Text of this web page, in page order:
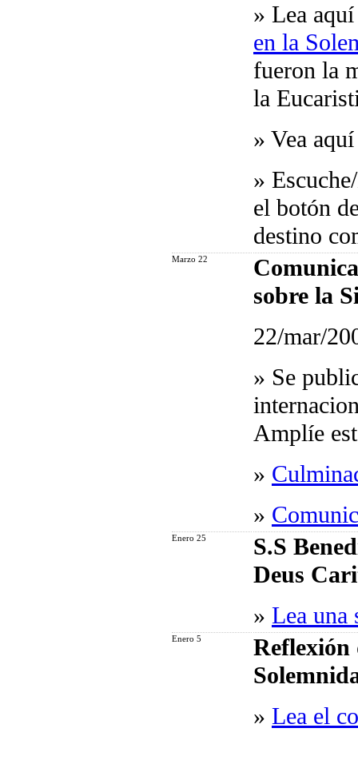
» Lea
en la
fueron la
la
» Vea
»
el botón
destino
Marzo 22
sobre la
22/mar/
» Se
Amplíe
»
»
Enero 25
S.S
Deus
» Lea una
Enero 5
Reflexión
» Lea el